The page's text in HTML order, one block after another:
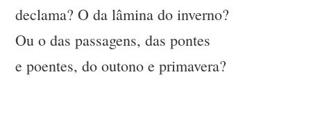
declama? O da lâmina do inverno?
Ou o das passagens, das pontes
e poentes, do outono e primavera?